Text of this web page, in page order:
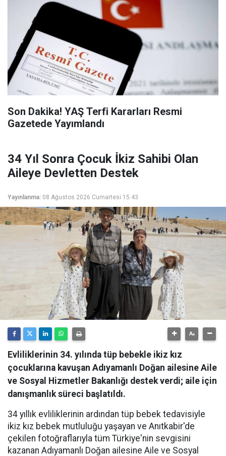
Son Dakika! YAŞ Terfi Kararları Resmi
Gazetede Yayımlandı
34 Yıl Sonra Çocuk İkiz Sahibi Olan
Aileye Devletten Destek
Yayınlanma: 08 Ağustos 2026 Cumartesi 15:43
Evliliklerinin 34. yılında tüp bebekle ikiz kız
çocuklarına kavuşan Adıyamanlı Doğan ailesine Aile
ve Sosyal Hizmetler Bakanlığı destek verdi; aile için
danışmanlık süreci başlatıldı.
34 yıllık evliliklerinin ardından tüp bebek tedavisiyle
ikiz kız bebek mutluluğu yaşayan ve Anıtkabir'de
çekilen fotoğraflarıyla tüm Türkiye'nin sevgisini
kazanan Adıyamanlı Doğan ailesine Aile ve Sosyal